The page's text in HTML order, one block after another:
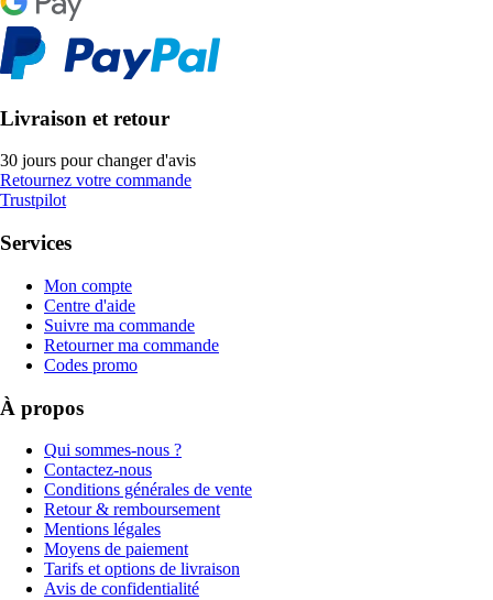
Livraison et retour
30 jours pour changer d'avis
Retournez votre commande
Trustpilot
Services
Mon compte
Centre d'aide
Suivre ma commande
Retourner ma commande
Codes promo
À propos
Qui sommes-nous ?
Contactez-nous
Conditions générales de vente
Retour & remboursement
Mentions légales
Moyens de paiement
Tarifs et options de livraison
Avis de confidentialité